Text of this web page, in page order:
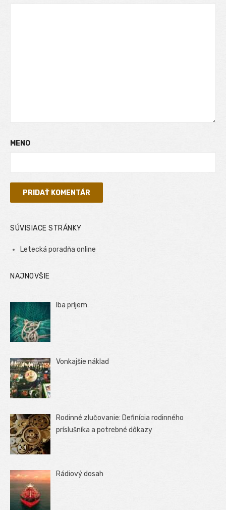
MENO
SÚVISIACE STRÁNKY
Letecká poradňa online
NAJNOVŠIE
Iba príjem
Vonkajšie náklad
Rodinné zlučovanie: Definícia rodinného
príslušníka a potrebné dôkazy
Rádiový dosah